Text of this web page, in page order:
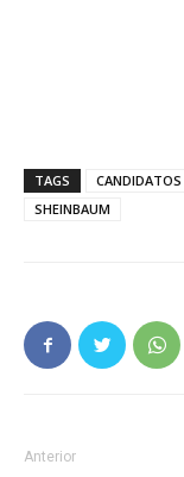
TAGS CANDIDATOS
SHEINBAUM
Anterior